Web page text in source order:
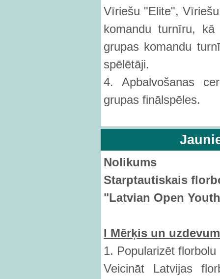
Vīriešu "Elite",
komandu turnīru,
grupas komandu
spēlētāji.
4. Apbalvošanas
grupas finālspēles.
Nolikums
Starptautiskais
"Latvian Open
I Mērķis un
1. Popularizēt
Veicināt Latvijas